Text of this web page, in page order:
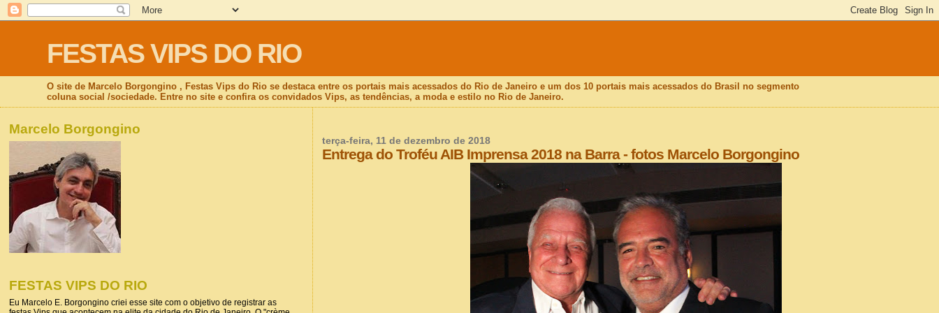
FESTAS VIPS DO RIO
O site de Marcelo Borgongino , Festas Vips do Rio se destaca entre os portais mais acessados do Rio de Janeiro e um dos 10 portais mais acessados do Brasil no segmento
coluna social /sociedade. Entre no site e confira os convidados Vips, as tendências, a moda e estilo no Rio de Janeiro.
terça-feira, 11 de dezembro de 2018
Entrega do Troféu AIB Imprensa 2018 na Barra - fotos Marcelo Borgongino
Marcelo Borgongino
FESTAS VIPS DO RIO
Eu Marcelo E. Borgongino criei esse site com o objetivo de registrar as